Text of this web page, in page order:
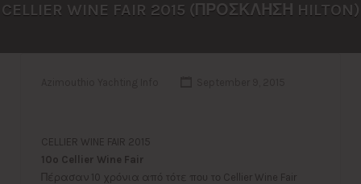
CELLIER WINE FAIR 2015 (ΠΡΟΣΚΛΗΣΗ HILTON)
CELLIER WINE FAIR 2015
10o Cellier Wine Fair
Πέρασαν 10 χρόνια από τότε που το Cellier Wine Fair